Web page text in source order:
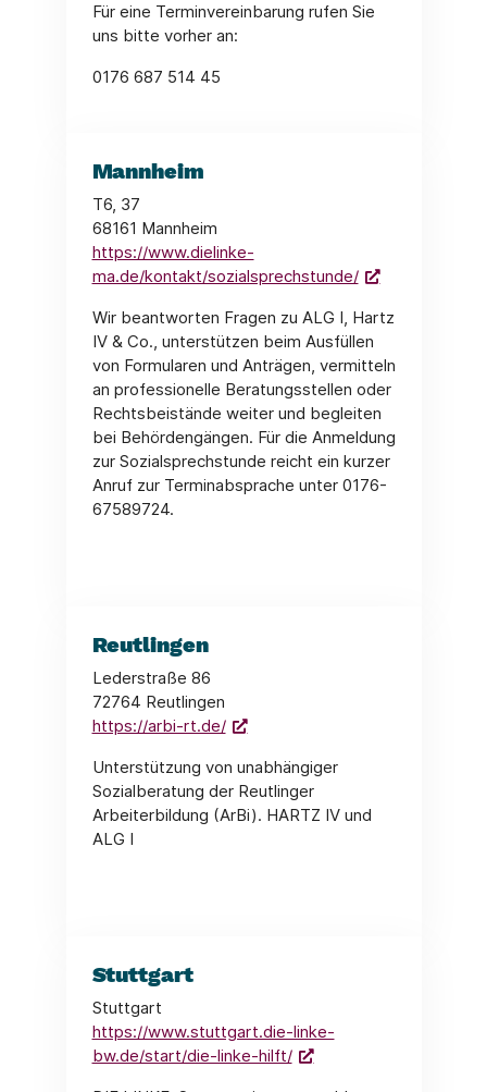
Für eine Terminvereinbarung rufen Sie
uns bitte vorher an:
0176 687 514 45
Mannheim
T6, 37
68161 Mannheim
https://www.dielinke-
ma.de/kontakt/sozialsprechstunde/
Wir beantworten Fragen zu ALG I, Hartz
IV & Co., unterstützen beim Ausfüllen
von Formularen und Anträgen, vermitteln
an professionelle Beratungsstellen oder
Rechtsbeistände weiter und begleiten
bei Behördengängen. Für die Anmeldung
zur Sozialsprechstunde reicht ein kurzer
Anruf zur Terminabsprache unter 0176-
67589724.
Reutlingen
Lederstraße 86
72764 Reutlingen
https://arbi-rt.de/
Unterstützung von unabhängiger
Sozialberatung der Reutlinger
Arbeiterbildung (ArBi). HARTZ IV und
ALG I
Stuttgart
Stuttgart
https://www.stuttgart.die-linke-
bw.de/start/die-linke-hilft/